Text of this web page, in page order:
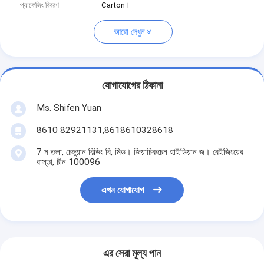
প্যাকেজিং বিবরণ
Carton।
আরো দেখুন
যোগাযোগের ঠিকানা
Ms. Shifen Yuan
8610 82921131,8618610328618
7 ম তলা, চেঙ্গুয়ান বিল্ডিং বি, মিড। জিয়াচিকচেন হাইডিয়ান জ। বেইজিংয়ের
রাস্তা, চীন 100096
এখন যোগাযোগ
এর সেরা মূল্য পান